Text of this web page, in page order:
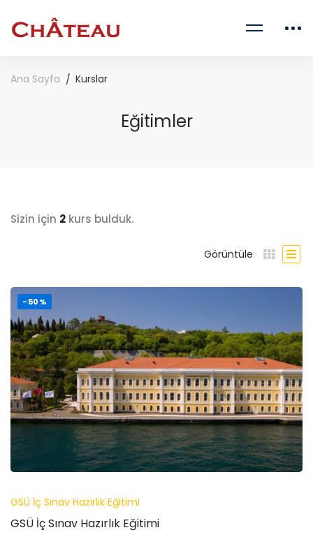
Ana Sayfa Kurslar
Eğitimler
Sizin için 2 kurs bulduk.
Görüntüle
-50%
GSÜ İç Sınav Hazırlık Eğitimi
GSÜ İç Sınav Hazırlık Eğitimi